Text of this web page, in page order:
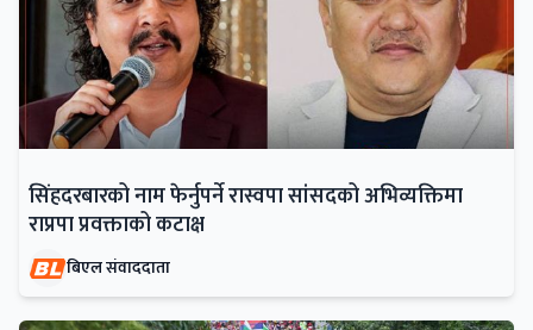
सिंहदरबारको नाम फेर्नुपर्ने रास्वपा सांसदको अभिव्यक्तिमा
राप्रपा प्रवक्ताको कटाक्ष
बिएल संवाददाता